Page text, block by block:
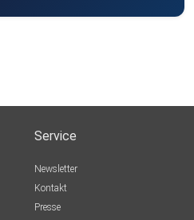
Service
Newsletter
Kontakt
Presse